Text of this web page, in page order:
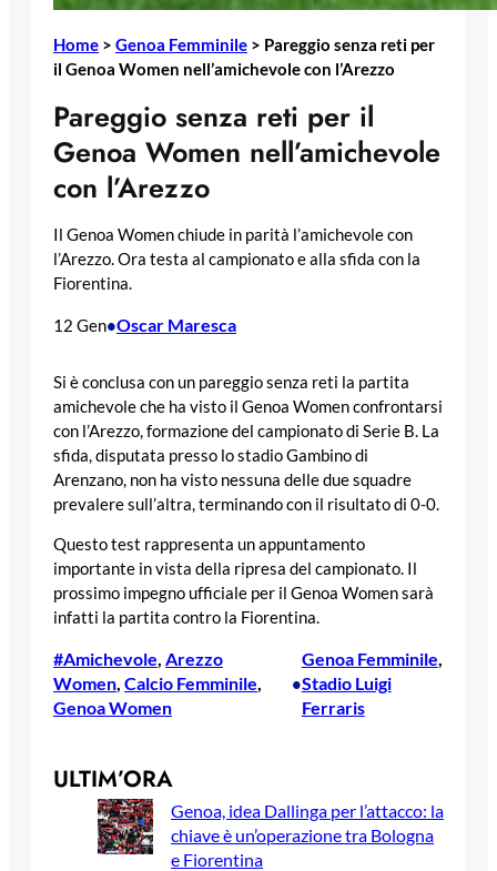
Home > Genoa Femminile > Pareggio senza reti per
il Genoa Women nell’amichevole con l’Arezzo
Pareggio senza reti per il
Genoa Women nell’amichevole
con l’Arezzo
Il Genoa Women chiude in parità l’amichevole con
l’Arezzo. Ora testa al campionato e alla sfida con la
Fiorentina.
12 Gen•Oscar Maresca
Si è conclusa con un pareggio senza reti la partita
amichevole che ha visto il Genoa Women confrontarsi
con l’Arezzo, formazione del campionato di Serie B. La
sfida, disputata presso lo stadio Gambino di
Arenzano, non ha visto nessuna delle due squadre
prevalere sull’altra, terminando con il risultato di 0-0.
Questo test rappresenta un appuntamento
importante in vista della ripresa del campionato. Il
prossimo impegno ufficiale per il Genoa Women sarà
infatti la partita contro la Fiorentina.
#Amichevole, Arezzo
Women, Calcio Femminile
Genoa Women
•
Genoa Femminile
Stadio Luigi
Ferraris
ULTIM’ORA
Genoa, idea Dallinga per l’attacco: la
chiave è un’operazione tra Bologna
e Fiorentina